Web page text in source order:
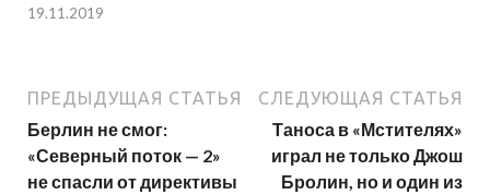
19.11.2019
ПРЕДЫДУЩАЯ СТАТЬЯ
Берлин не смог:
«Северный поток — 2»
не спасли от директивы
СЛЕДУЮЩАЯ СТАТЬЯ
Таноса в «Мстителях»
играл не только Джош
Бролин, но и один из